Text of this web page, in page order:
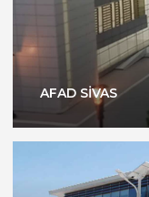
AFAD SİVAS